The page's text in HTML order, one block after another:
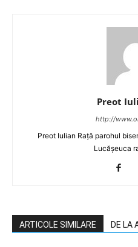
Preot
http://
Preot Iulian Rață parohul
Lucășeuca
ARTICOLE SIMILARE DE LA